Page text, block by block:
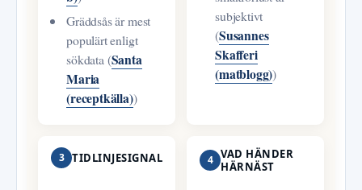
Gräddsås är mest
populärt enligt
sökdata (Santa
Maria
(receptkälla))
subjektivt
(Susannes
Skafferi
(matblogg))
3 TIDLINJESIGNAL 4 VAD HÄNDER
HÄRNÄST